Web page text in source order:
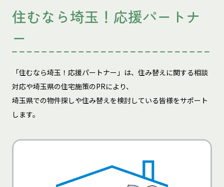
住むなら埼玉！応援パートナ
ー
「住むなら埼玉！応援パートナー」は、住み替えに関する相談
対応や埼玉県の住宅施策のPRにより、
埼玉県での物件探しや住み替えを検討している皆様をサポート
します。